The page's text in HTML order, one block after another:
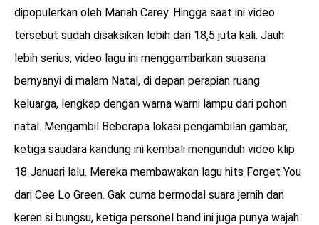
dipopulerkan oleh Mariah Carey. Hingga saat ini video
tersebut sudah disaksikan lebih dari 18,5 juta kali. Jauh
lebih serius, video lagu ini menggambarkan suasana
bernyanyi di malam Natal, di depan perapian ruang
keluarga, lengkap dengan warna warni lampu dari pohon
natal. Mengambil Beberapa lokasi pengambilan gambar,
ketiga saudara kandung ini kembali mengunduh video klip
18 Januari lalu. Mereka membawakan lagu hits Forget You
dari Cee Lo Green. Gak cuma bermodal suara jernih dan
keren si bungsu, ketiga personel band ini juga punya wajah